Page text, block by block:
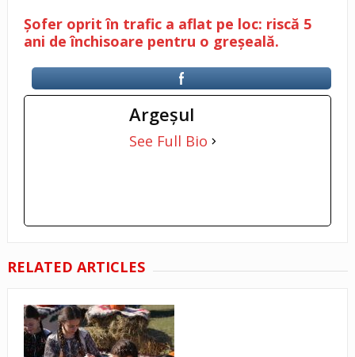
Șofer oprit în trafic a aflat pe loc: riscă 5
ani de închisoare pentru o greșeală.
Argeşul
See Full Bio
RELATED ARTICLES